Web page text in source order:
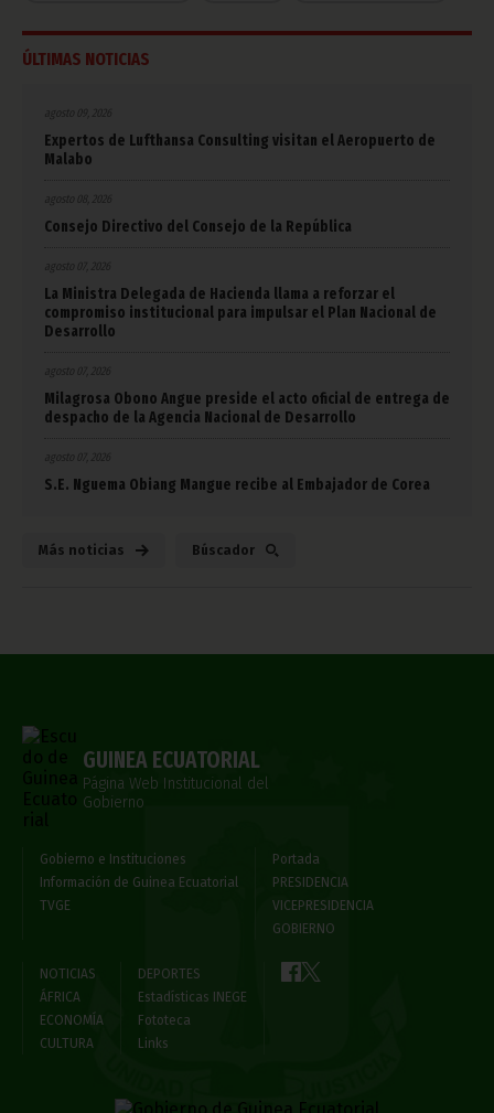
ÚLTIMAS NOTICIAS
agosto 09, 2026
Expertos de Lufthansa Consulting visitan el Aeropuerto de
Malabo
agosto 08, 2026
Consejo Directivo del Consejo de la República
agosto 07, 2026
La Ministra Delegada de Hacienda llama a reforzar el
compromiso institucional para impulsar el Plan Nacional de
Desarrollo
agosto 07, 2026
Milagrosa Obono Angue preside el acto oficial de entrega de
despacho de la Agencia Nacional de Desarrollo
agosto 07, 2026
S.E. Nguema Obiang Mangue recibe al Embajador de Corea
Más noticias Búscador
GUINEA ECUATORIAL
Página Web Institucional del
Gobierno
Gobierno e Instituciones
Información de Guinea Ecuatorial
TVGE
Portada
PRESIDENCIA
VICEPRESIDENCIA
GOBIERNO
NOTICIAS
ÁFRICA
ECONOMÍA
CULTURA
DEPORTES
Estadísticas INEGE
Fototeca
Links